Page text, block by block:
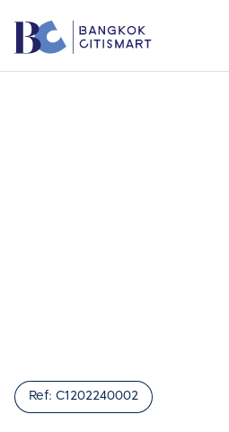
Ref: C1202240002เปรียบเทียบ